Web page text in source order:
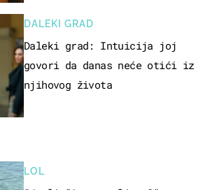
LOL
DALEKI GRAD
Daleki grad: Intuicija joj
govori da danas neće otići iz
njihovog života